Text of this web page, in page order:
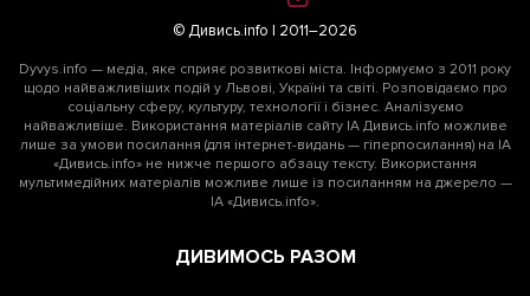
© Дивись.info | 2011–2026
Dyvys.info — медіа, яке сприяє розвиткові міста. Інформуємо з 2011 року
щодо найважливіших подій у Львові, Україні та світі. Розповідаємо про
соціальну сферу, культуру, технології і бізнес. Аналізуємо
найважливіше. Використання матеріалів сайту ІА Дивись.info можливе
лише за умови посилання (для інтернет-видань — гіперпосилання) на ІА
«Дивись.info» не нижче першого абзацу тексту. Використання
мультимедійних матеріалів можливе лише із посиланням на джерело —
ІА «Дивись.info».
ДИВИМОСЬ РАЗОМ